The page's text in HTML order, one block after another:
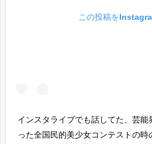
この投稿を
インスタライブでも話してた、芸能
った全国民的美少女コンテストの時